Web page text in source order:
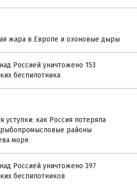
жара в Европе и озоновые дыры
Россией уничтожено 153
беспилотника
уступки: как Россия потеряла
районы
моря
Россией уничтожено 397
беспилотников